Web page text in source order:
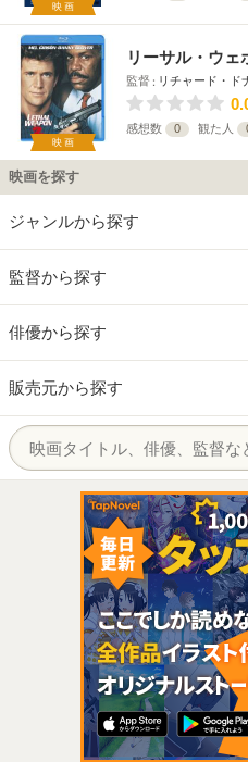
映画
映画
リーサル・ウェ
監督 リチャード・ド
感想数 0 観た人
映画を探す
ジャンルから探す
監督から探す
俳優から探す
販売元から探す